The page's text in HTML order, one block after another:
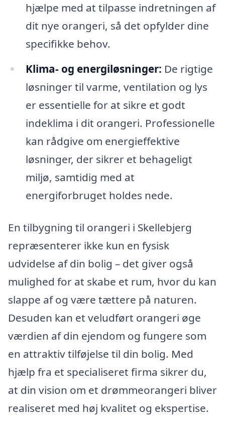
hjælpe med at tilpasse indretningen af
dit nye orangeri, så det opfylder dine
specifikke behov.
Klima- og energiløsninger: De rigtige
løsninger til varme, ventilation og lys
er essentielle for at sikre et godt
indeklima i dit orangeri. Professionelle
kan rådgive om energieffektive
løsninger, der sikrer et behageligt
miljø, samtidig med at
energiforbruget holdes nede.
En tilbygning til orangeri i Skellebjerg
repræsenterer ikke kun en fysisk
udvidelse af din bolig – det giver også
mulighed for at skabe et rum, hvor du kan
slappe af og være tættere på naturen.
Desuden kan et veludført orangeri øge
værdien af din ejendom og fungere som
en attraktiv tilføjelse til din bolig. Med
hjælp fra et specialiseret firma sikrer du,
at din vision om et drømmeorangeri bliver
realiseret med høj kvalitet og ekspertise.